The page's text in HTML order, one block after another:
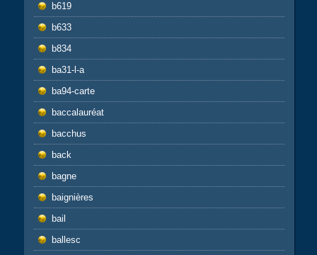
b619
b633
b834
ba31-l-a
ba94-carte
baccalauréat
bacchus
back
bagne
baignières
bail
ballesc